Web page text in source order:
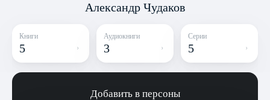
Александр Чудаков
Книги
5
Аудиокниги
3
Серии
5
Добавить в персоны